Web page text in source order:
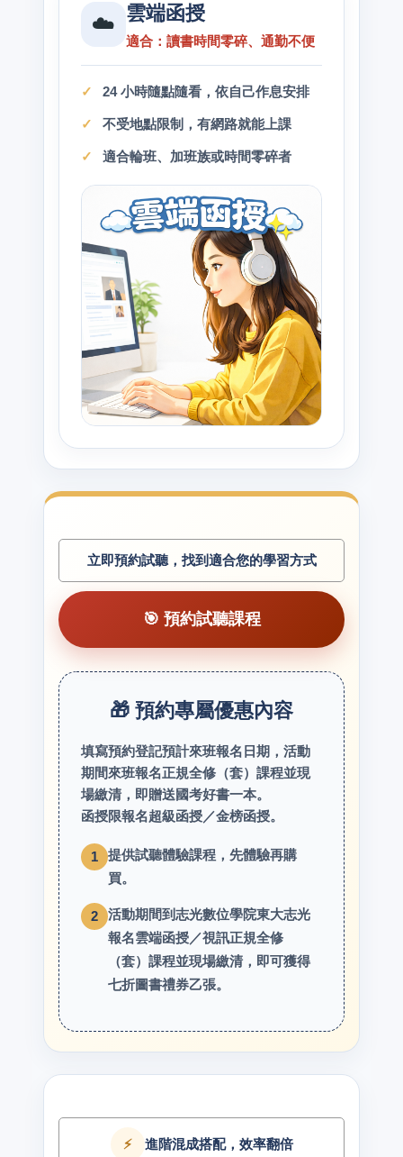
☁️ 雲端函授
適合：讀書時間零碎、通勤不便
24 小時隨點隨看，依自己作息安排
不受地點限制，有網路就能上課
適合輪班、加班族或時間零碎者
立即預約試聽，找到適合您的學習方式
🎯 預約試聽課程
🎁 預約專屬優惠內容
填寫預約登記預計來班報名日期，活動
期間來班報名正規全修（套）課程並現
場繳清，即贈送國考好書一本。
函授限報名超級函授／金榜函授。
1
提供試聽體驗課程，先體驗再購
買。
2
活動期間到志光數位學院東大志光
報名雲端函授／視訊正規全修
（套）課程並現場繳清，即可獲得
七折圖書禮券乙張。
⚡ 進階混成搭配，效率翻倍